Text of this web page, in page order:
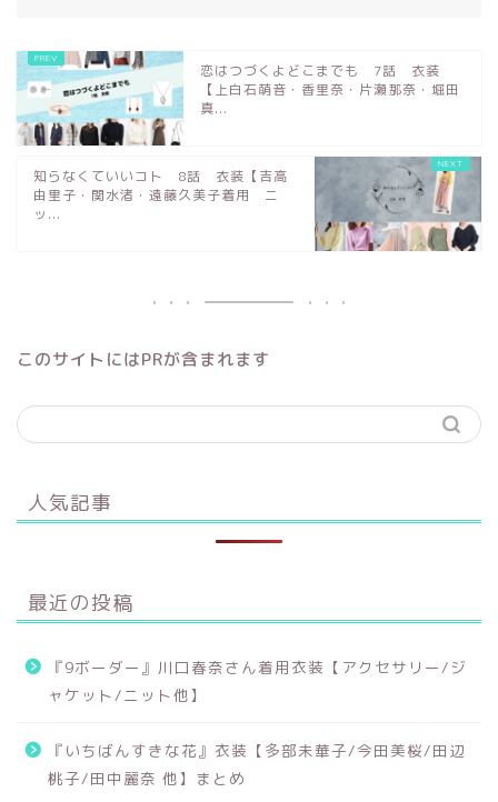
恋はつづくよどこまでも 7話 衣装
【上白石萌音・香里奈・片瀬那奈・堀田
真...
知らなくていいコト 8話 衣装【吉高
由里子・関水渚・遠藤久美子着用 ニ
ッ...
このサイトにはPRが含まれます
人気記事
最近の投稿
『9ボーダー』川口春奈さん着用衣装【アクセサリー/ジ
ャケット/ニット他】
『いちばんすきな花』衣装【多部未華子/今田美桜/田辺
桃子/田中麗奈 他】まとめ